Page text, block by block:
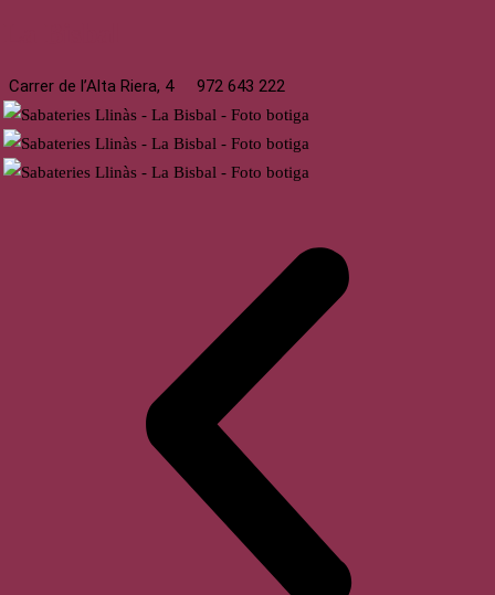
Carrer de l’Alta Riera, 4 972 643 222